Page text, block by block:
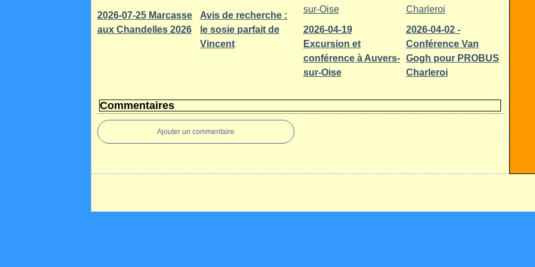
2026-07-25 Marcasse
aux Chandelles 2026
Avis de recherche :
le sosie parfait de
Vincent
2026-04-19
Excursion et
conférence à Auvers-
sur-Oise
2026-04-02 -
Conférence Van
Gogh pour PROBUS
Charleroi
Commentaires
Ajouter un commentaire